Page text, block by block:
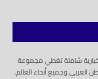
شاملة تغطي مجموعة
العربي وجميع أنحاء العالم.